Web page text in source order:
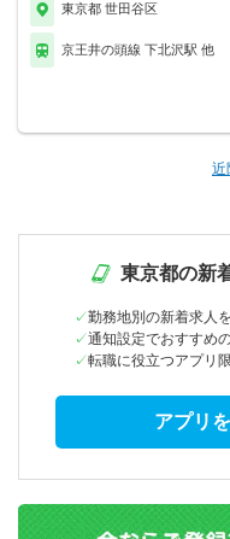
東京都 世田谷区
京王井の頭線 下北沢駅 他
近
東京都の新
勤務地別の新着求人
通知設定でおすすめ
転職に役立つアプリ
アプリ